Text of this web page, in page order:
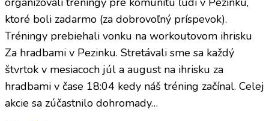
ktoré boli zadarmo (za dobrovoľný príspevok).
Tréningy prebiehali vonku na workoutovom ihrisku
Za hradbami v Pezinku. Stretávali sme sa každý
štvrtok v mesiacoch júl a august na ihrisku za
hradbami v čase 18:04 kedy náš tréning začínal. Celej
akcie sa zúčastnilo dohromady…